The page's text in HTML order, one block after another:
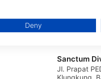
Nomads
Toyapakeh,
Sanctum
Jl. Prapat
Klungkung,
Deny